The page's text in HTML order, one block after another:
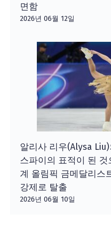
면함
2026년 06월 12일
알리사 리우(Alysa
스파이의 표적이 된
계 올림픽 금메달리스
강제로 탈출
2026년 06월 10일